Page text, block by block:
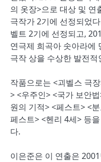
의 옷장>으로 대상 및 연
극작가 2기에 선정되었
벨트 2기에 선정되고,
연극제 희곡아 솟아라에
극작 상을 수상한 발전
작품으로는 <괴벨스 극
> <우주인> <국가 보안
원의 기적> <페스트> <
페스트> <헨리 4세> 등
다.
이은준은 이 연출은